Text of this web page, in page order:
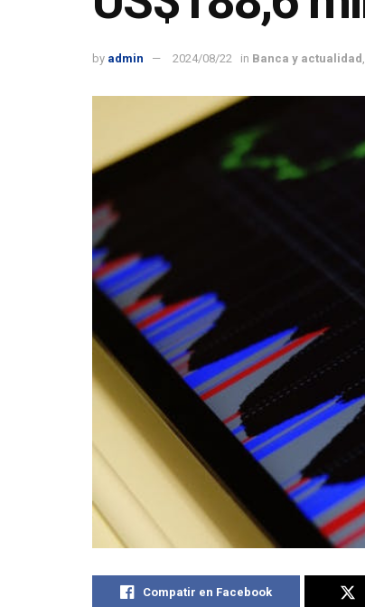
by admin 2024/08/22 in Banca y actualidad
Compatir en Facebook